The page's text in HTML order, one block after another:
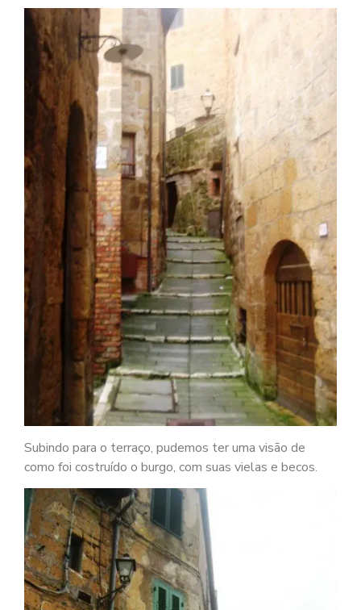
Subindo para o terraço, pudemos ter uma visão de
como foi costruído o burgo, com suas vielas e becos.